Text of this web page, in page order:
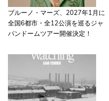
ブルーノ・マーズ、2027年1月に
全国6都市・全12公演を巡るジャ
パンドームツアー開催決定！